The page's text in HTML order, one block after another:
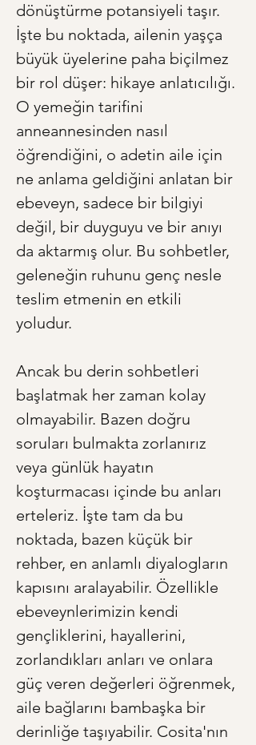
dönüştürme potansiyeli taşır.
İşte bu noktada, ailenin yaşça
büyük üyelerine paha biçilmez
bir rol düşer: hikaye anlatıcılığı.
O yemeğin tarifini
anneannesinden nasıl
öğrendiğini, o adetin aile için
ne anlama geldiğini anlatan bir
ebeveyn, sadece bir bilgiyi
değil, bir duyguyu ve bir anıyı
da aktarmış olur. Bu sohbetler,
geleneğin ruhunu genç nesle
teslim etmenin en etkili
yoludur.
Ancak bu derin sohbetleri
başlatmak her zaman kolay
olmayabilir. Bazen doğru
soruları bulmakta zorlanırız
veya günlük hayatın
koşturmacası içinde bu anları
erteleriz. İşte tam da bu
noktada, bazen küçük bir
rehber, en anlamlı diyalogların
kapısını aralayabilir. Özellikle
ebeveynlerimizin kendi
gençliklerini, hayallerini,
zorlandıkları anları ve onlara
güç veren değerleri öğrenmek,
aile bağlarını bambaşka bir
derinliğe taşıyabilir. Cosita'nın